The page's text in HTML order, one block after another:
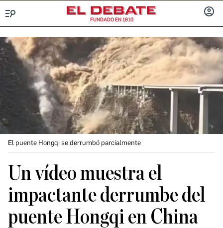
FUNDADO EN 1910
El puente Hongqi se derrumbó parcialmente
Un vídeo muestra el
impactante derrumbe del
puente Hongqi en China